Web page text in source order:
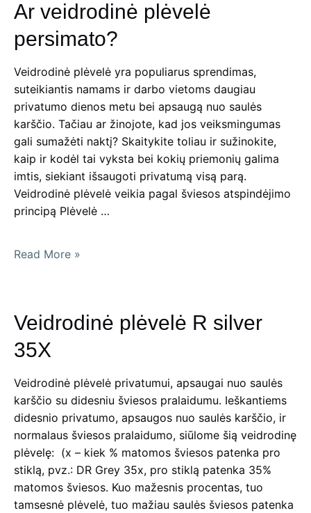
Ar veidrodinė plėvelė
persimato?
Veidrodinė plėvelė yra populiarus sprendimas,
suteikiantis namams ir darbo vietoms daugiau
privatumo dienos metu bei apsaugą nuo saulės
karščio. Tačiau ar žinojote, kad jos veiksmingumas
gali sumažėti naktį? Skaitykite toliau ir sužinokite,
kaip ir kodėl tai vyksta bei kokių priemonių galima
imtis, siekiant išsaugoti privatumą visą parą.
Veidrodinė plėvelė veikia pagal šviesos atspindėjimo
principą Plėvelė …
Ar
Read More »
Veidrodinė plėvelė R silver
35X
Veidrodinė plėvelė privatumui, apsaugai nuo saulės
karščio su didesniu šviesos pralaidumu. Ieškantiems
didesnio privatumo, apsaugos nuo saulės karščio, ir
normalaus šviesos pralaidumo, siūlome šią veidrodinę
plėvelę: (x – kiek % matomos šviesos patenka pro
stiklą, pvz.: DR Grey 35x, pro stiklą patenka 35%
matomos šviesos. Kuo mažesnis procentas, tuo
tamsesnė plėvelė, tuo mažiau saulės šviesos patenka